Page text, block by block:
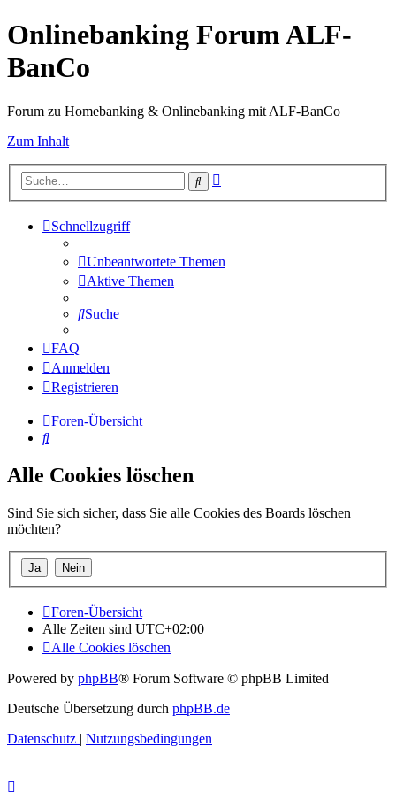
Onlinebanking Forum ALF-
BanCo
Forum zu Homebanking & Onlinebanking mit ALF-BanCo
Zum Inhalt
Suche
Schnellzugriff
Unbeantwortete Themen
Aktive Themen
Suche
FAQ
Anmelden
Registrieren
Foren-Übersicht
Suche
Alle Cookies löschen
Sind Sie sich sicher, dass Sie alle Cookies des Boards löschen
möchten?
Foren-Übersicht
Alle Zeiten sind UTC+02:00
Alle Cookies löschen
Powered by phpBB® Forum Software © phpBB Limited
Deutsche Übersetzung durch phpBB.de
Datenschutz | Nutzungsbedingungen